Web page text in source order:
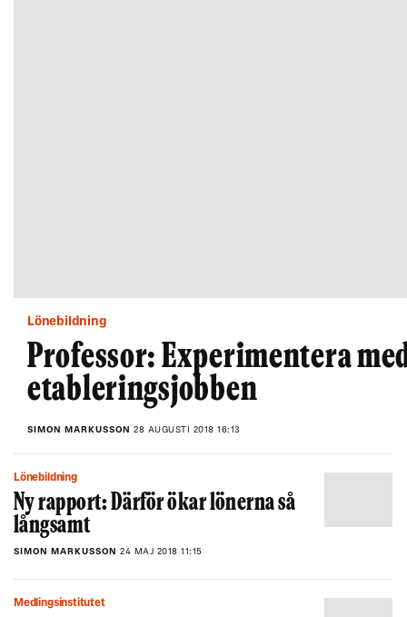
Lönebildning
Professor: Experimentera
etableringsjobben
SIMON MARKUSSON 28 AUGUSTI 2018 16:13
Lönebildning
Ny rapport: Därför ökar lönerna så
långsamt
SIMON MARKUSSON 24 MAJ 2018 11:15
Medlingsinstitutet